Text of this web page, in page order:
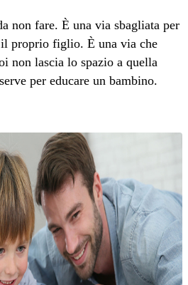
non fare. È una via sbagliata per
proprio figlio. È una via che
non lascia lo spazio a quella
per educare un bambino.